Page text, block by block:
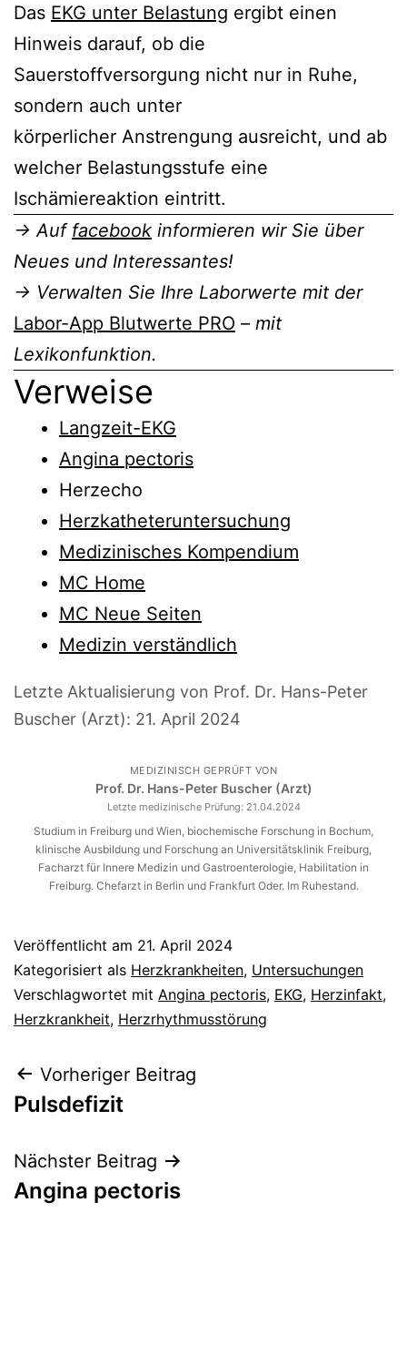
Das EKG unter Belastung ergibt einen
Hinweis darauf, ob die
Sauerstoffversorgung nicht nur in Ruhe,
sondern auch unter
körperlicher Anstrengung ausreicht, und ab
welcher Belastungsstufe eine
Ischämiereaktion eintritt.
→ Auf facebook informieren wir Sie über
Neues und Interessantes!
→ Verwalten Sie Ihre Laborwerte mit der
Labor-App Blutwerte PRO – mit
Lexikonfunktion.
Verweise
Langzeit-EKG
Angina pectoris
Herzecho
Herzkatheteruntersuchung
Medizinisches Kompendium
MC Home
MC Neue Seiten
Medizin verständlich
Letzte Aktualisierung von Prof. Dr. Hans-Peter
Buscher (Arzt): 21. April 2024
MEDIZINISCH GEPRÜFT VON
Prof. Dr. Hans-Peter Buscher (Arzt)
Letzte medizinische Prüfung: 21.04.2024
Studium in Freiburg und Wien, biochemische Forschung in Bochum,
klinische Ausbildung und Forschung an Universitätsklinik Freiburg,
Facharzt für Innere Medizin und Gastroenterologie, Habilitation in
Freiburg. Chefarzt in Berlin und Frankfurt Oder. Im Ruhestand.
Veröffentlicht am 21. April 2024
Kategorisiert als Herzkrankheiten, Untersuchungen
Verschlagwortet mit Angina pectoris, EKG, Herzinfakt,
Herzkrankheit, Herzrhythmusstörung
Beitragsnavigation
Vorheriger Beitrag
Pulsdefizit
Nächster Beitrag
Angina pectoris